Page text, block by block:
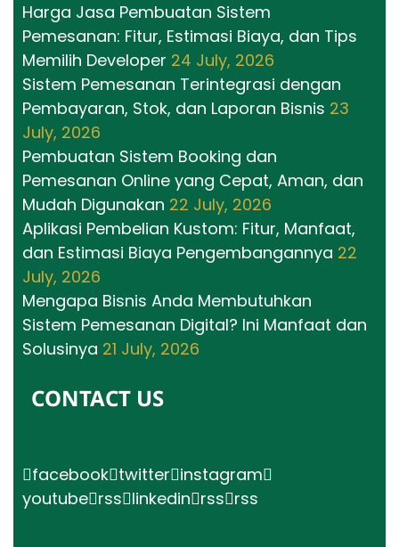
Harga Jasa Pembuatan Sistem
Pemesanan: Fitur, Estimasi Biaya, dan Tips
Memilih Developer 24 July, 2026
Sistem Pemesanan Terintegrasi dengan
Pembayaran, Stok, dan Laporan Bisnis 23
July, 2026
Pembuatan Sistem Booking dan
Pemesanan Online yang Cepat, Aman, dan
Mudah Digunakan 22 July, 2026
Aplikasi Pembelian Kustom: Fitur, Manfaat,
dan Estimasi Biaya Pengembangannya 22
July, 2026
Mengapa Bisnis Anda Membutuhkan
Sistem Pemesanan Digital? Ini Manfaat dan
Solusinya 21 July, 2026
CONTACT US
facebook twitter instagram
youtube rss linkedin rss rss